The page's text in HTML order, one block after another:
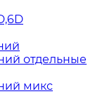
отдельные
микс